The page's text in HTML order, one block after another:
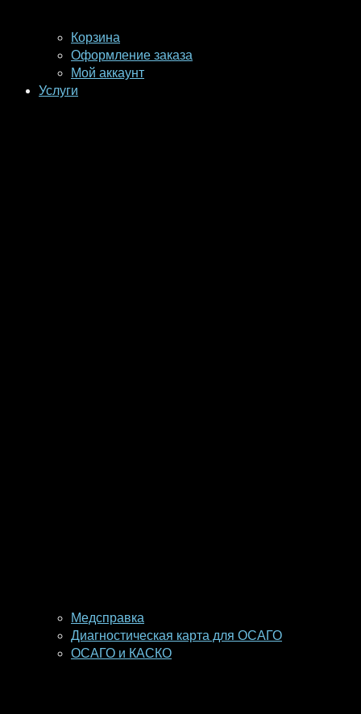
Корзина
Оформление заказа
Мой аккаунт
Услуги
Медсправка
Диагностическая карта для ОСАГО
ОСАГО и КАСКО